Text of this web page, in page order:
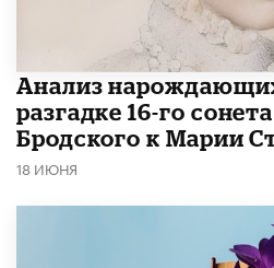
Анализ
разгадке 16-го
Бродского к Марии
18 ИЮНЯ